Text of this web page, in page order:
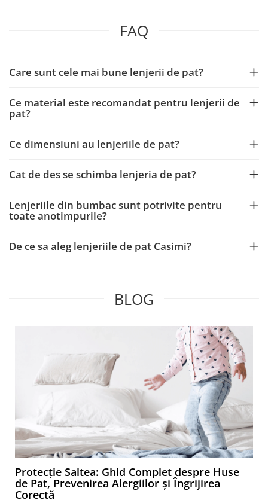
FAQ
Care sunt cele mai bune lenjerii de pat?
Ce material este recomandat pentru lenjerii de
pat?
Ce dimensiuni au lenjeriile de pat?
Cat de des se schimba lenjeria de pat?
Lenjeriile din bumbac sunt potrivite pentru
toate anotimpurile?
De ce sa aleg lenjeriile de pat Casimi?
BLOG
Protecție Saltea: Ghid Complet despre Huse
de Pat, Prevenirea Alergiilor și Îngrijirea
Corectă